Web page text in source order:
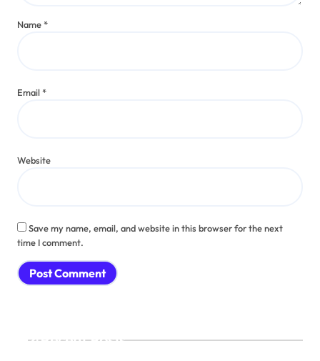
Name*
Email*
Website
Save my name, email, and website in this browser for the next
time I comment.
Recent Posts